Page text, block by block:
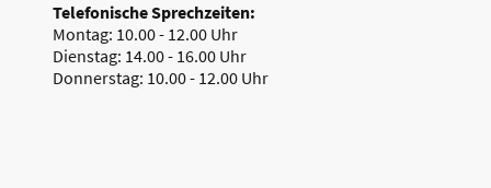
Telefonische Sprechzeiten:
Montag: 10.00 - 12.00 Uhr
Dienstag: 14.00 - 16.00 Uhr
Donnerstag: 10.00 - 12.00 Uhr